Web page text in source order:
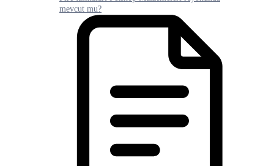
mevcut mu?